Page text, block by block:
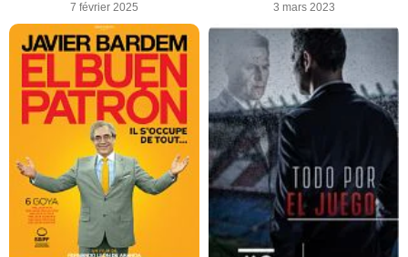
7 février 2025 3 mars 2023